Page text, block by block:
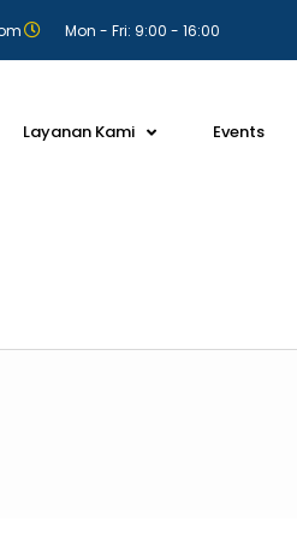
Mon - Fri: 9:00 - 16:00
Layanan Kami Events